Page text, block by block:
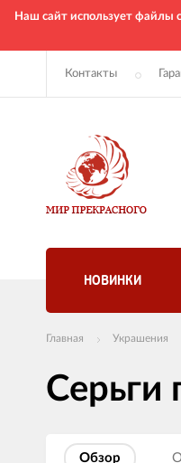
Наш сайт использует файлы
Контакты
НОВИНКИ
Главная Украшения
Серьги
Обзор